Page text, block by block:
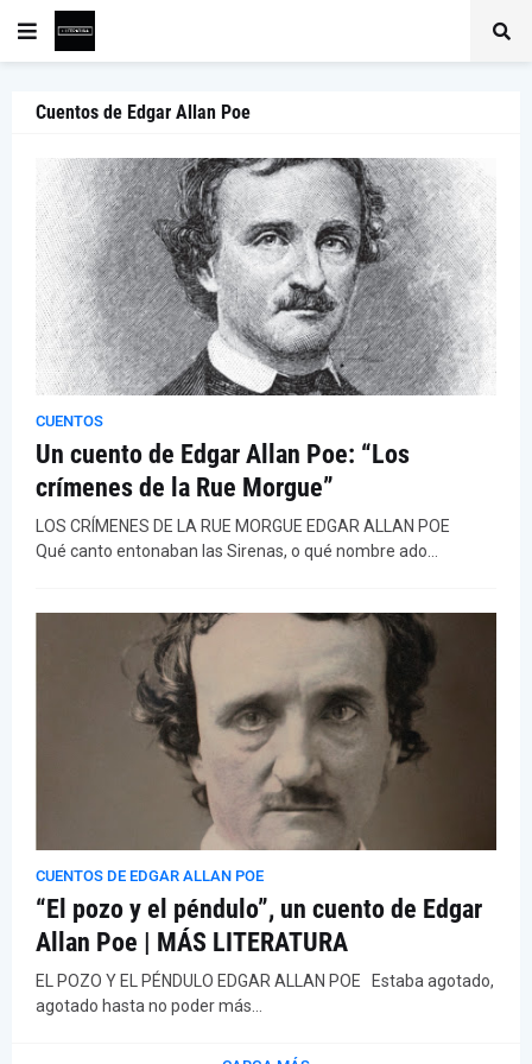
Cuentos de Edgar Allan Poe
CUENTOS
Un cuento de Edgar Allan Poe: “Los
crímenes de la Rue Morgue”
LOS CRÍMENES DE LA RUE MORGUE EDGAR ALLAN POE
Qué canto entonaban las Sirenas, o qué nombre ado…
CUENTOS DE EDGAR ALLAN POE
“El pozo y el péndulo”, un cuento de Edgar
Allan Poe | MÁS LITERATURA
EL POZO Y EL PÉNDULO EDGAR ALLAN POE Estaba agotado,
agotado hasta no poder más…